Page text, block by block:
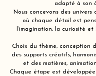
adapté à son
Nous concevons des univers
où chaque détail est
l’imagination, la curiosité et
Choix du thème, conception
des supports créatifs,
et des matières,
Chaque étape est